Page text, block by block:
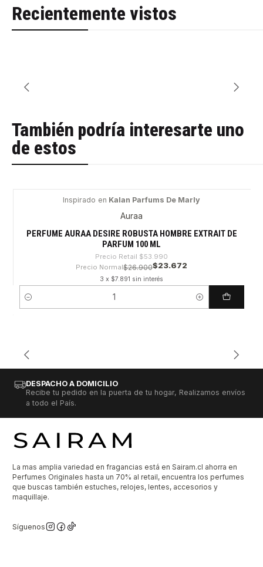
Recientemente vistos
También podría interesarte uno
de estos
Inspirado en Kalan Parfums De Marly
Auraa
PERFUME AURAA DESIRE ROBUSTA HOMBRE EXTRAIT DE
PARFUM 100 ML
Precio Retail $53.990
Precio Normal$26.900$23.672
3 x $7.891 sin interés
Cantidad
DESPACHO A DOMICILIO
Recibe tu pedido en la puerta de tu hogar, Realizamos envíos
a todo el País.
La mas amplia variedad en fragancias está en Sairam.cl ahorra en
Perfumes Originales hasta un 70% al retail, encuentra los perfumes
que buscas también estuches, relojes, lentes, accesorios y
maquillaje.
Síguenos